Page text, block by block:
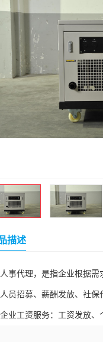
描述
人事代理，是指企业根据
人员招募、薪酬发放、社保
企业工资服务：工资发放、